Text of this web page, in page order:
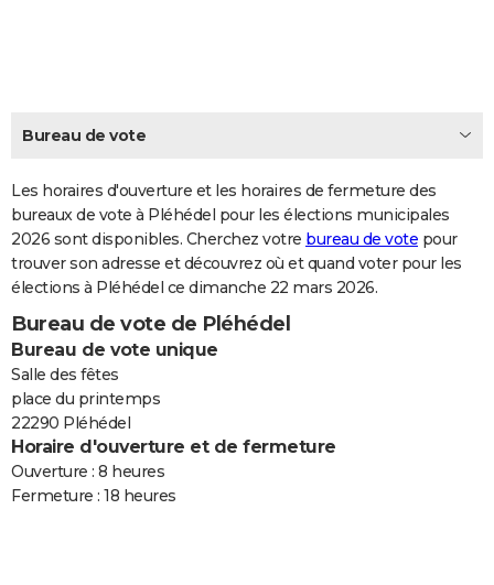
Carte de Noël
Carte Bonne année
Carte Saint-Valentin
Carte Pâques
Carte d'anniversaire
DICTIONNAIRE
Dictionnaire
Biographies
Citations
Expressions
Proverbes
PROGRAMME TV
COPAINS D'AVANT
S'inscrire
Se connecter
Lycées
Collèges
Primaires
Universités
Entreprises
Service militaire
Avis de recherche
AVIS DE DÉCÈS
FORUM
Bricolage
Lifestyle
Culture
Sport
Auto
Television
Voyage
Cinema
Bureau de vote
Les horaires d'ouverture et les horaires de fermeture des
bureaux de vote à Pléhédel pour les élections municipales
2026 sont disponibles. Cherchez votre bureau de vote pour
trouver son adresse et découvrez où et quand voter pour les
élections à Pléhédel ce dimanche 22 mars 2026.
Bureau de vote de Pléhédel
Bureau de vote unique
Salle des fêtes
place du printemps
22290 Pléhédel
Horaire d'ouverture et de fermeture
Ouverture : 8 heures
Fermeture : 18 heures